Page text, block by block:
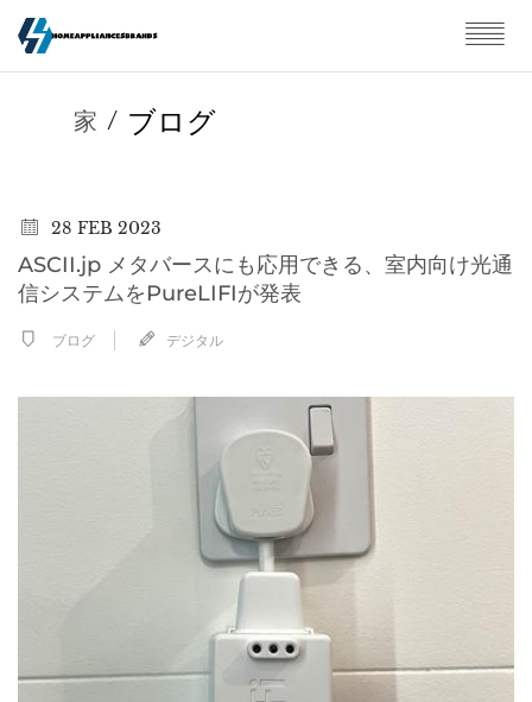
家 / ブログ
28 FEB 2023
ASCII.jp メタバースにも応用できる、室内向け光通
信システムをPureLIFIが発表
ブログ デジタル